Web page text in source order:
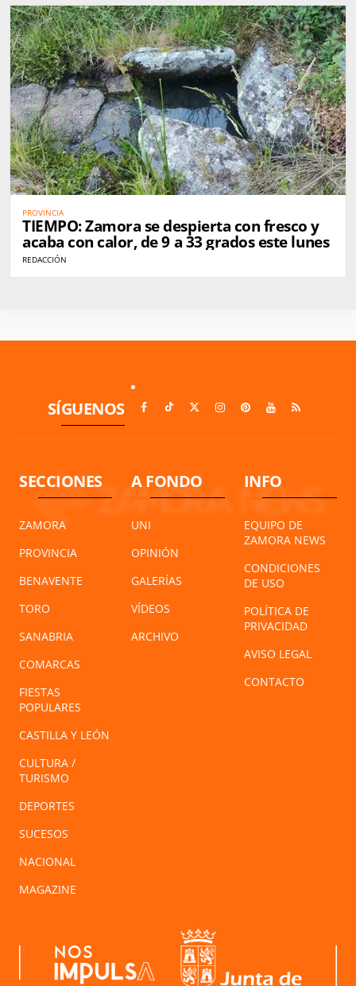
PROVINCIA
TIEMPO: Zamora se despierta con fresco y
acaba con calor, de 9 a 33 grados este lunes
REDACCIÓN
SÍGUENOS
SECCIONES
ZAMORA
PROVINCIA
BENAVENTE
TORO
SANABRIA
COMARCAS
FIESTAS
POPULARES
CASTILLA Y LEÓN
CULTURA /
TURISMO
DEPORTES
SUCESOS
NACIONAL
MAGAZINE
A FONDO
UNI
OPINIÓN
GALERÍAS
VÍDEOS
ARCHIVO
INFO
EQUIPO DE
ZAMORA NEWS
CONDICIONES
DE USO
POLÍTICA DE
PRIVACIDAD
AVISO LEGAL
CONTACTO